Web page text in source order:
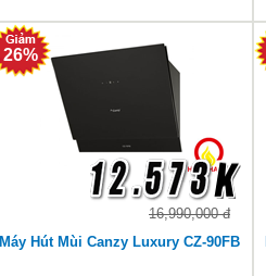
26%
16,990,000 đ
Máy Hút Mùi Canzy Luxury CZ-90FB